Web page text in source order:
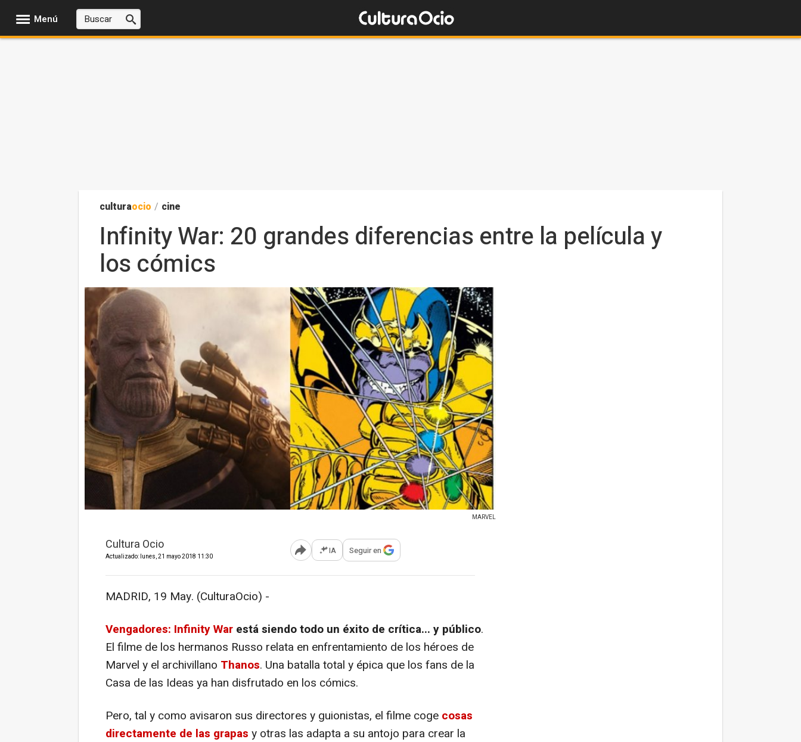
Menú
culturaocio / cine
Infinity War: 20 grandes diferencias entre la película y
los cómics
MARVEL
Cultura Ocio
Actualizado: lunes, 21 mayo 2018 11:30 Abrir opciones para compartir
IA Seguir en
MADRID, 19 May. (CulturaOcio) -
Vengadores: Infinity War está siendo todo un éxito de crítica... y público.
El filme de los hermanos Russo relata en enfrentamiento de los héroes de
Marvel y el archivillano Thanos. Una batalla total y épica que los fans de la
Casa de las Ideas ya han disfrutado en los cómics.
Pero, tal y como avisaron sus directores y guionistas, el filme coge cosas
directamente de las grapas y otras las adapta a su antojo para crear la